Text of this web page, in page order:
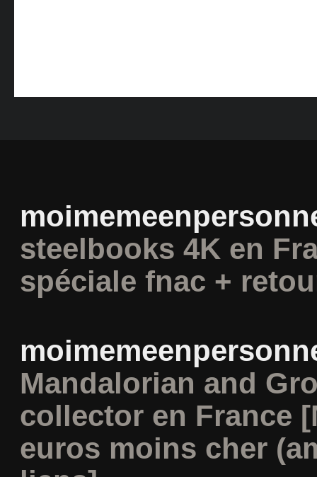
steelbooks 4K en
spéciale fnac +
Mandalorian and
collector en France
euros moins cher